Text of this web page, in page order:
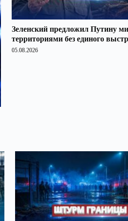
Зеленский предложил Путину
территориями без единого
05.08.2026